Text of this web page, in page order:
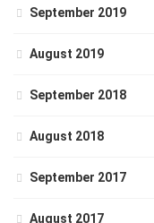
September 2019
August 2019
September 2018
August 2018
September 2017
August 2017